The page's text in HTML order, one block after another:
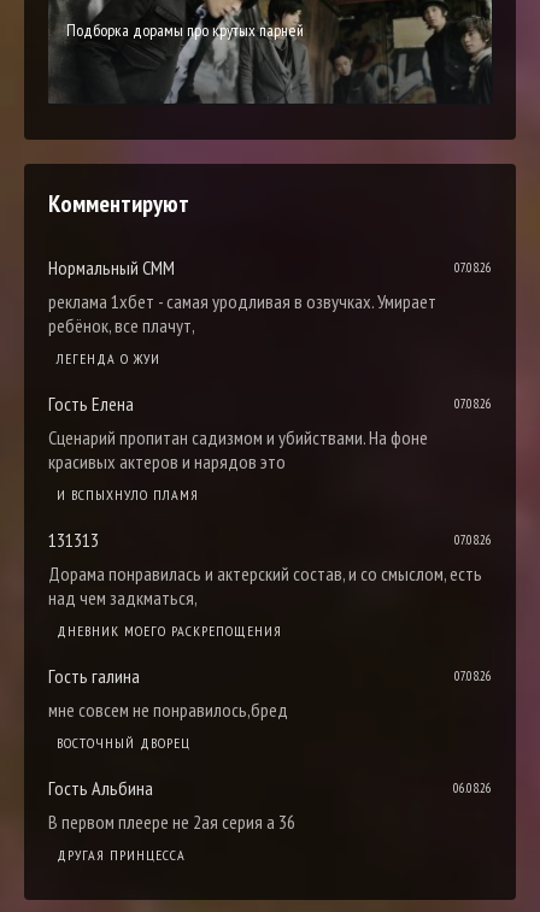
Подборка дорамы про крутых парней
Комментируют
Нормальный СММ 07.08.26
реклама 1хбет - самая уродливая в озвучках. Умирает
ребёнок, все плачут,
ЛЕГЕНДА О ЖУИ
Гость Елена 07.08.26
Сценарий пропитан садизмом и убийствами. На фоне
красивых актеров и нарядов это
И ВСПЫХНУЛО ПЛАМЯ
131313 07.08.26
Дорама понравилась и актерский состав, и со смыслом, есть
над чем задкматься,
ДНЕВНИК МОЕГО РАСКРЕПОЩЕНИЯ
Гость галина 07.08.26
мне совсем не понравилось,бред
ВОСТОЧНЫЙ ДВОРЕЦ
Гость Альбина 06.08.26
В первом плеере не 2ая серия а 36
ДРУГАЯ ПРИНЦЕССА